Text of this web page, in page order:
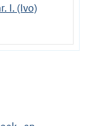
I. (Ivo)